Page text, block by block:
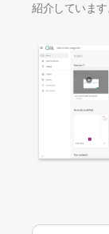
紹介しています